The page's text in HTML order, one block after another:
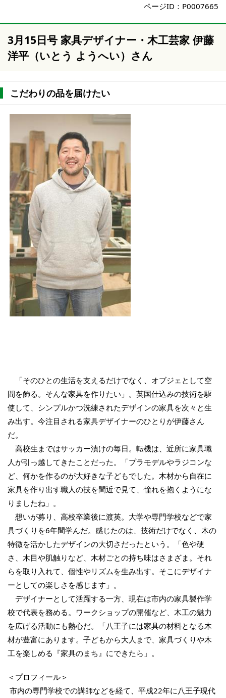
ページID：P0007665
3月15日号 家具デザイナー・木工芸家 伊藤
洋平（いとう ようへい）さん
こだわりの品を届けたい
「そのひとの生活を支えるだけでなく、オブジェとして空
間を飾る。そんな家具を作りたい」。英国仕込みの技術を駆
使して、シンプルかつ洗練されたデザインの家具を次々と生
み出す。今注目される家具デザイナーのひとりが伊藤さん
だ。
高校生まではサッカー漬けの毎日。転機は、近所に家具職
人が引っ越してきたことだった。「プラモデルやラジコンな
ど、何かを作るのが大好きな子どもでした。木材から自在に
家具を作り出す職人の技を間近で見て、憧れを抱くようにな
りましたね」。
想いが募り、高校卒業後に渡英。大学や専門学校などで家
具づくりを6年間学んだ。感じたのは、技術だけでなく、木の
特徴を活かしたデザインの大切さだったという。「色や硬
さ、木目や肌触りなど、木材ごとの持ち味はさまざま。それ
らを取り入れて、個性やリズムを生み出す。そこにデザイナ
ーとしての楽しさを感じます」。
デザイナーとして活躍する一方、現在は市内の家具製作学
校で代表を務める。ワークショップの開催など、木工の魅力
を広げる活動にも熱心だ。「八王子には家具の材料となる木
材が豊富にあります。子どもから大人まで、家具づくりや木
工を楽しめる『家具のまち』にできたら」。
＜プロフィール＞
市内の専門学校での講師などを経て、平成22年に八王子現代